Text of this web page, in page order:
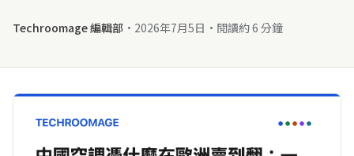
Techroomage 編輯部 · 2026年7月5日 · 閱讀約 6 分鐘